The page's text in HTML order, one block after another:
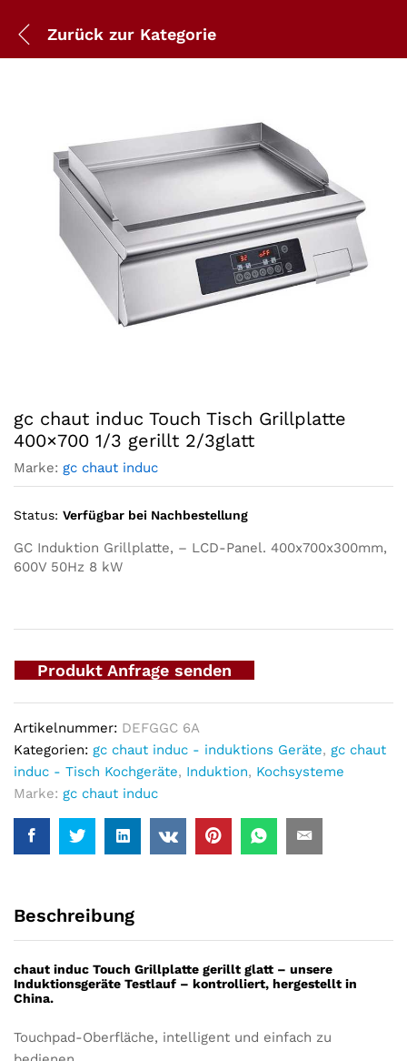
Zurück zur Kategorie
gc chaut induc Touch Tisch Grillplatte
400×700 1/3 gerillt 2/3glatt
Marke: gc chaut induc
Status: Verfügbar bei Nachbestellung
GC Induktion Grillplatte, – LCD-Panel. 400x700x300mm,
600V 50Hz 8 kW
Produkt Anfrage senden
Artikelnummer: DEFGGC 6A
Kategorien: gc chaut induc - induktions Geräte, gc chaut
induc - Tisch Kochgeräte, Induktion, Kochsysteme
Marke: gc chaut induc
Beschreibung
chaut induc Touch Grillplatte gerillt glatt – unsere
Induktionsgeräte Testlauf – kontrolliert, hergestellt in
China.
Touchpad-Oberfläche, intelligent und einfach zu